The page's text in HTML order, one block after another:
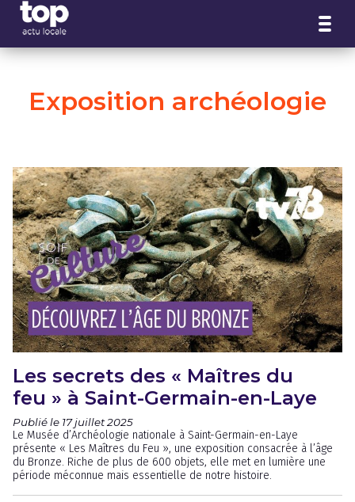
Exposition archéologie
Les secrets des « Maîtres du
feu » à Saint-Germain-en-Laye
Publié le 17 juillet 2025
Le Musée d’Archéologie nationale à Saint-Germain-en-Laye
présente « Les Maîtres du Feu », une exposition consacrée à l’âge
du Bronze. Riche de plus de 600 objets, elle met en lumière une
période méconnue mais essentielle de notre histoire.
Panneau de gestion des cookies